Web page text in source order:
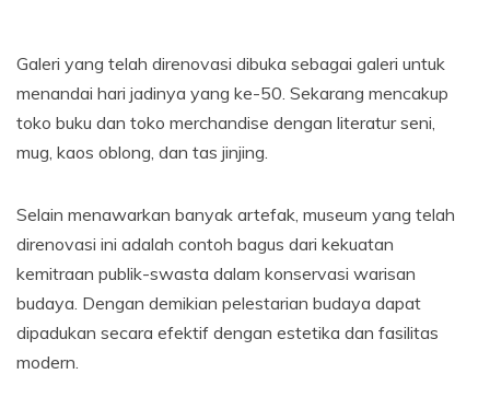
Galeri yang telah direnovasi dibuka sebagai galeri untuk
menandai hari jadinya yang ke-50. Sekarang mencakup
toko buku dan toko merchandise dengan literatur seni,
mug, kaos oblong, dan tas jinjing.
Selain menawarkan banyak artefak, museum yang telah
direnovasi ini adalah contoh bagus dari kekuatan
kemitraan publik-swasta dalam konservasi warisan
budaya. Dengan demikian pelestarian budaya dapat
dipadukan secara efektif dengan estetika dan fasilitas
modern.